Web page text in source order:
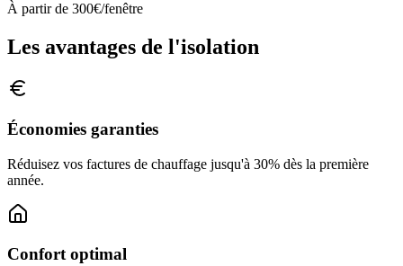
À partir de 300€/fenêtre
Les avantages de l'isolation
Économies garanties
Réduisez vos factures de chauffage jusqu'à 30% dès la première
année.
Confort optimal